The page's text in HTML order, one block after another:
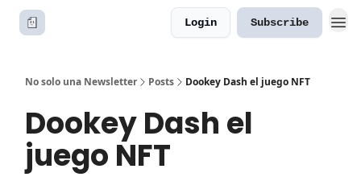
Login Subscribe
No solo una Newsletter Posts Dookey Dash el juego NFT
Dookey Dash el
juego NFT